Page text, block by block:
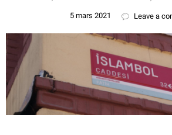
5 mars 2021 Leave a